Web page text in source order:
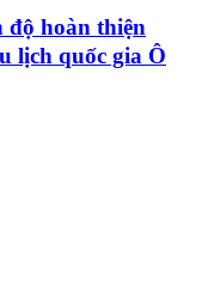
độ hoàn thiện
lịch quốc gia Ô